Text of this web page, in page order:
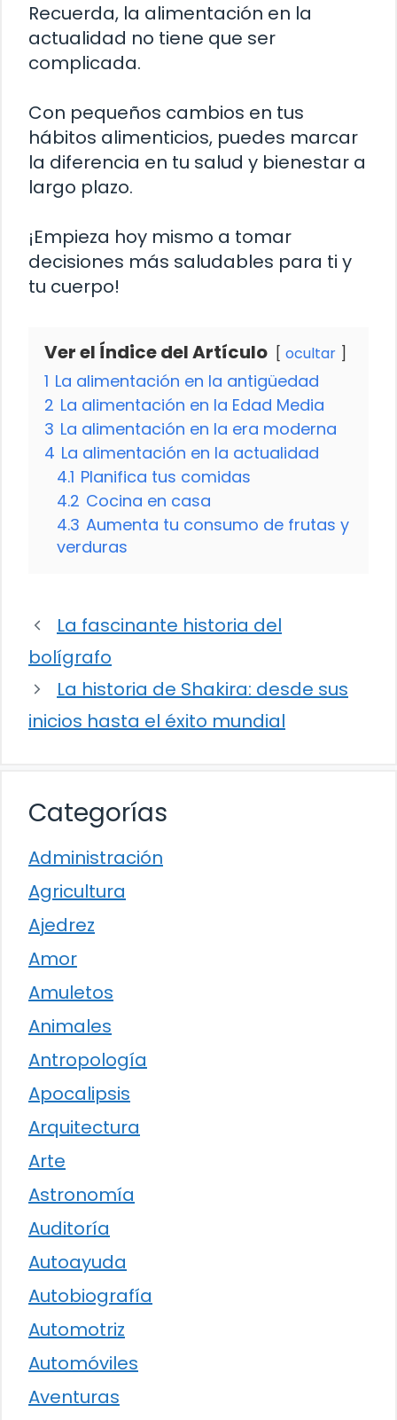
Recuerda, la alimentación en la
actualidad no tiene que ser
complicada.
Con pequeños cambios en tus
hábitos alimenticios, puedes marcar
la diferencia en tu salud y bienestar a
largo plazo.
¡Empieza hoy mismo a tomar
decisiones más saludables para ti y
tu cuerpo!
Ver el Índice del Artículo ocultar
1 La alimentación en la antigüedad
2 La alimentación en la Edad Media
3 La alimentación en la era moderna
4 La alimentación en la actualidad
4.1 Planifica tus comidas
4.2 Cocina en casa
4.3 Aumenta tu consumo de frutas y
verduras
La fascinante historia del
bolígrafo
La historia de Shakira: desde sus
inicios hasta el éxito mundial
Categorías
Administración
Agricultura
Ajedrez
Amor
Amuletos
Animales
Antropología
Apocalipsis
Arquitectura
Arte
Astronomía
Auditoría
Autoayuda
Autobiografía
Automotriz
Automóviles
Aventuras